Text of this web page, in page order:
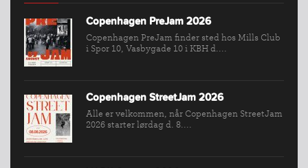
BREDDEPULJE
NYHEDER
FIND
Copenhagen PreJam 2026
Copenhagen PreJam finder sted hos Mills Club
i Spor 10, Vasbygade 10 i KBH d....
Copenhagen StreetJam 2026
Alle er velkommen, når Copenhagen StreetJam
2026 starter lørdag d. 8....